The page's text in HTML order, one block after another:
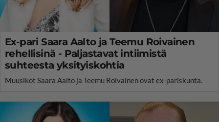
Ex-pari Saara Aalto ja Teemu Roivainen
rehellisinä - Paljastavat intiimistä
suhteesta yksityiskohtia
Muusikot Saara Aalto ja Teemu Roivainen ovat ex-pariskunta.